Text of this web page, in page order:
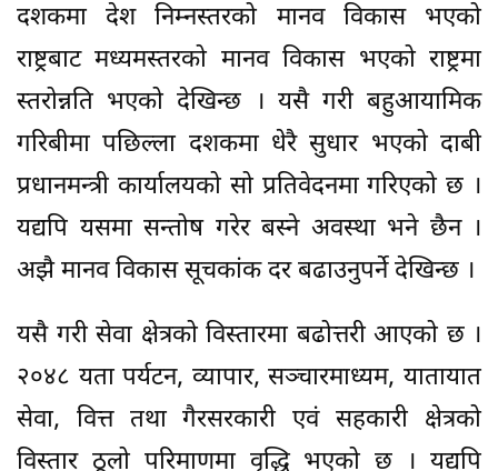
दशकमा देश निम्नस्तरको मानव विकास भएको
राष्ट्रबाट मध्यमस्तरको मानव विकास भएको राष्ट्रमा
स्तरोन्नति भएको देखिन्छ । यसै गरी बहुआयामिक
गरिबीमा पछिल्ला दशकमा धेरै सुधार भएको दाबी
प्रधानमन्त्री कार्यालयको सो प्रतिवेदनमा गरिएको छ ।
यद्यपि यसमा सन्तोष गरेर बस्ने अवस्था भने छैन ।
अझै मानव विकास सूचकांक दर बढाउनुपर्ने देखिन्छ ।
यसै गरी सेवा क्षेत्रको विस्तारमा बढोत्तरी आएको छ ।
२०४८ यता पर्यटन, व्यापार, सञ्चारमाध्यम, यातायात
सेवा, वित्त तथा गैरसरकारी एवं सहकारी क्षेत्रको
विस्तार ठूलो परिमाणमा वृद्धि भएको छ । यद्यपि